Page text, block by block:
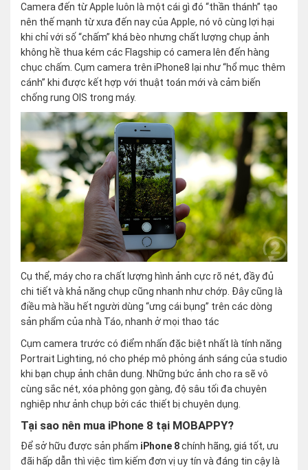
Camera đến từ Apple luôn là một cái gì đó “thần thánh” tạo
nên thế mạnh từ xưa đến nay của Apple, nó vô cùng lợi hại
khi chỉ với số “chấm” khá bèo nhưng chất lượng chụp ảnh
không hề thua kém các Flagship có camera lên đến hàng
chục chấm. Cụm camera trên iPhone8 lại như “hổ mục thêm
cánh” khi được kết hợp với thuật toán mới và cảm biến
chống rung OIS trong máy.
Cụ thể, máy cho ra chất lượng hình ảnh cực rõ nét, đầy đủ
chi tiết và khả năng chụp cũng nhanh như chớp. Đây cũng là
điều mà hầu hết người dùng “ưng cái bụng” trên các dòng
sản phẩm của nhà Táo, nhanh ở mọi thao tác
Cụm camera trước có điểm nhấn đặc biệt nhất là tính năng
Portrait Lighting, nó cho phép mô phỏng ánh sáng của studio
khi bạn chụp ảnh chân dung. Những bức ảnh cho ra sẽ vô
cùng sắc nét, xóa phông gọn gàng, độ sâu tối đa chuyên
nghiệp như ảnh chụp bởi các thiết bị chuyên dụng.
Tại sao nên mua iPhone 8 tại MOBAPPY?
Để sở hữu được sản phẩm iPhone 8chính hãng, giá tốt, ưu
đãi hấp dẫn thì việc tìm kiếm đơn vị uy tín và đáng tin cậy là